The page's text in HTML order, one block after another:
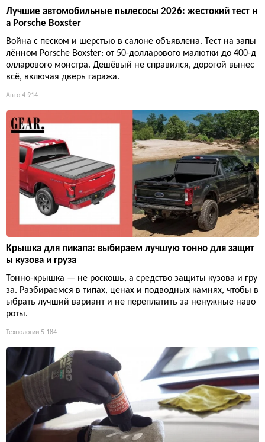
Лучшие автомобильные пылесосы 2026: жестокий тест н
а Porsche Boxster
Война с песком и шерстью в салоне объявлена. Тест на запы
лённом Porsche Boxster: от 50-долларового малютки до 400-д
олларового монстра. Дешёвый не справился, дорогой вынес
всё, включая дверь гаража.
Авто 4 914
Крышка для пикапа: выбираем лучшую тонно для защит
ы кузова и груза
Тонно-крышка — не роскошь, а средство защиты кузова и гру
за. Разбираемся в типах, ценах и подводных камнях, чтобы в
ыбрать лучший вариант и не переплатить за ненужные наво
роты.
Технологии 5 184